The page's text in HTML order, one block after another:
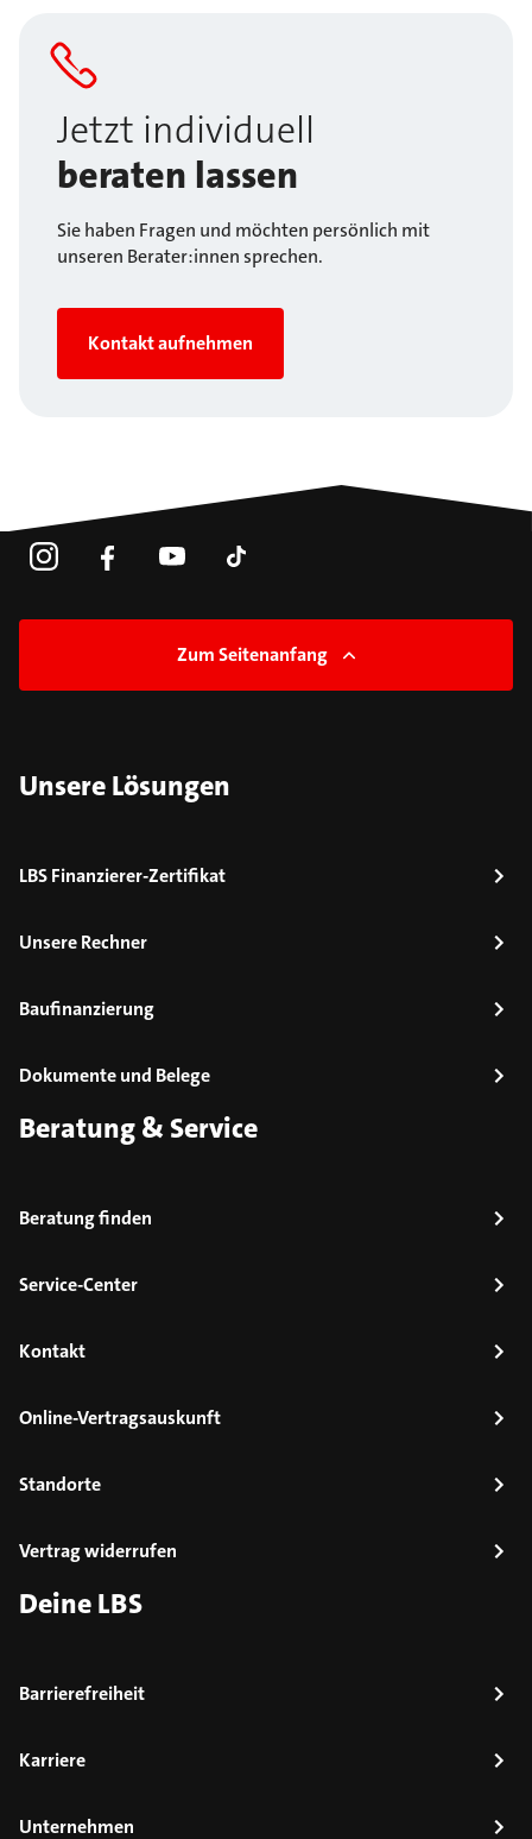
Jetzt individuell
beraten lassen
Sie haben Fragen und möchten persönlich mit
unseren Berater:innen sprechen.
Kontakt aufnehmen
Zum Seitenanfang
Unsere Lösungen
LBS Finanzierer-Zertifikat
Unsere Rechner
Baufinanzierung
Dokumente und Belege
Beratung & Service
Beratung finden
Service-Center
Kontakt
Online-Vertragsauskunft
Standorte
Vertrag widerrufen
Deine LBS
Barrierefreiheit
Karriere
Unternehmen